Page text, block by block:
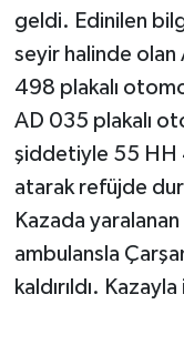
geldi. Edinilen
seyir halinde
498 plakalı
AD 035 plakalı
şiddetiyle 55 HH
atarak refüjde
Kazada
ambulansla
kaldırıldı.